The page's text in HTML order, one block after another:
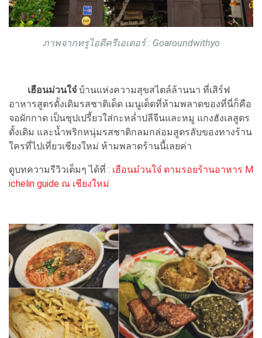
ภาพจากทรูไอดีครีเอเตอร์ : Goaroundwithyo
เฮือนม่วนใจ๋บ้านแห่งความสุขสไตล์ล้านนา ที่เสิร์ฟ
อาหารสูตรดั้งเดิมรสชาติเด็ด เมนูเด็ดที่ห้ามพลาดของที่นี่ก็คือ
จอผักกาด เป็นซุปเปรี้ยวใส่กะหล่ำปลีจีนและหมู แกงฮังเลสูตร
ดั้งเดิม และน้ำพริกหนุ่มรสชาติกลมกล่อมสูตรลับของทางร้าน
ใครที่ไปเที่ยวเชียงใหม่ ห้ามพลาดร้านนี้เลยค่า
ดูบทความรีวิวเต็มๆ ได้ที่ : เฮือนม๋วนใจ๋ ตามรอยร้านอาหาร M
ichelin guide ณ เชียงใหม่